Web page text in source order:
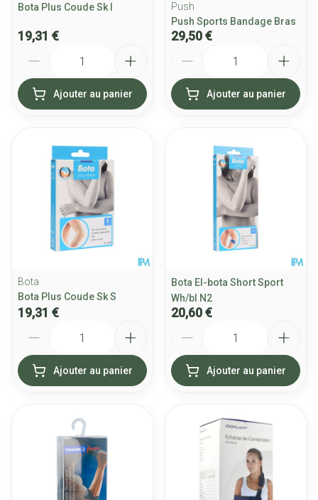
Bota Plus Coude Sk l
19,31 €
Ajouter au panier
Push
Push Sports Bandage Bras
29,50 €
Ajouter au panier
Bota
Bota Plus Coude Sk S
19,31 €
Ajouter au panier
Bota El-bota Short Sport
Wh/bl N2
20,60 €
Ajouter au panier